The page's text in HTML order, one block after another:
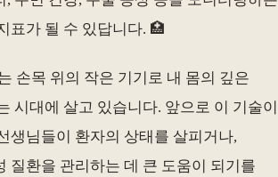
표가 될 수 있답니다. 🏥
손목 위의 작은 기기로 내 몸의 깊은
시대에 살고 있습니다. 앞으로 이 기술이
생님들이 환자의 상태를 살피거나,
질환을 관리하는 데 큰 도움이 되기를